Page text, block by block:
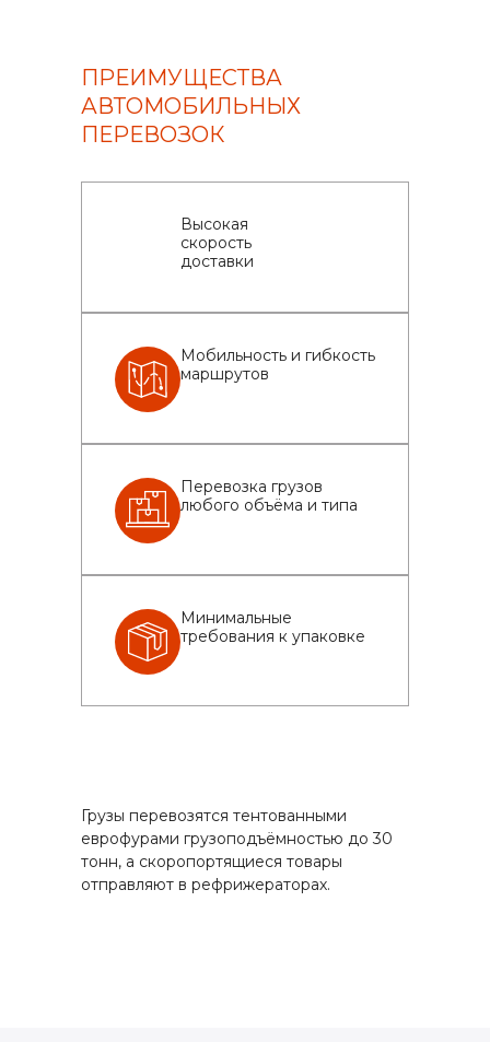
ПРЕИМУЩЕСТВА
АВТОМОБИЛЬНЫХ
ПЕРЕВОЗОК
Высокая
скорость
доставки
Мобильность и гибкость
маршрутов
Перевозка грузов
любого объёма и типа
Минимальные
требования к упаковке
Грузы перевозятся тентованными
еврофурами грузоподъёмностью до 30
тонн, а скоропортящиеся товары
отправляют в рефрижераторах.